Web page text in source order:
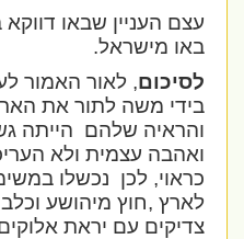
עצם העניין שבאו דווקא
באו מישראל.
לסיכום, לאור האמור
בידי משה לתור את
והראיה שלהם הייתה
ואהבה עצמית ולא
כראוי, לכן נכשלו
לארץ ,חוץ מיהושע וכלב
צדיקים עם יראת אלוקים.